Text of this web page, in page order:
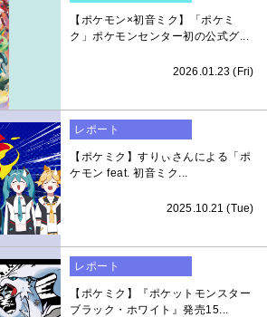
【ポケモン×初音ミク】「ポケミ
ク」ポケモンセンター初の公式グ...
2026.01.23 (Fri)
レポート
【ポケミク】すりぃさんによる「ポ
ケモン feat. 初音ミク...
2025.10.21 (Tue)
レポート
【ポケミク】『ポケットモンスター
ブラック・ホワイト』発売15...